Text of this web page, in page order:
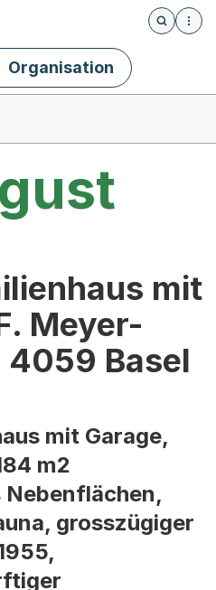
Öffnet
Organisation
mit
Meyer-
4059 Basel
mit Garage,
m2
grosszügiger